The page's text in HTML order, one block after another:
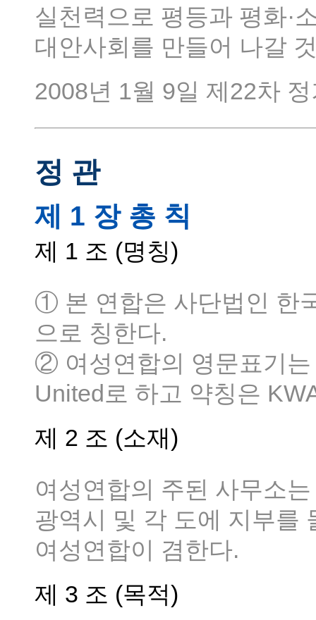
실천력으로 평등과 평화·
대안사회를 만들어 나갈
2008년 1월 9일 제22차
정 관
제 1 장 총 칙
제 1 조 (명칭)
① 본 연합은 사단법인 한
으로 칭한다.
② 여성연합의 영문표기
United로 하고 약칭은
제 2 조 (소재)
여성연합의 주된 사무소
광역시 및 각 도에 지부를
여성연합이 겸한다.
제 3 조 (목적)